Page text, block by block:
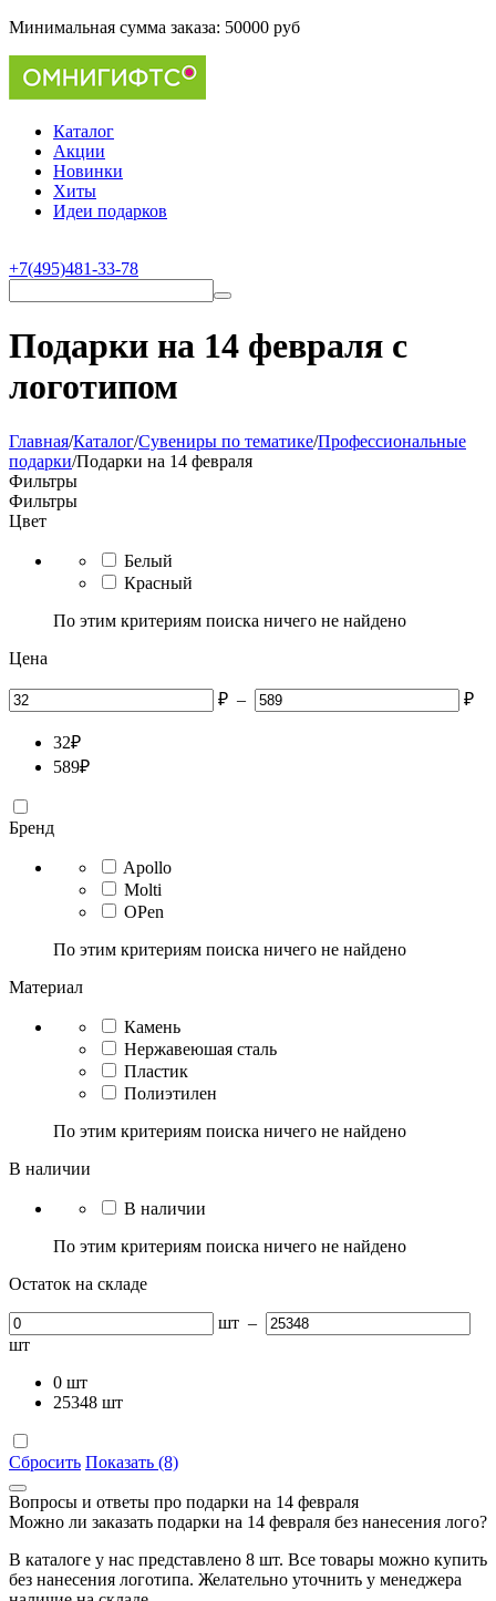
Минимальная сумма заказа: 50000 руб
Каталог
Акции
Новинки
Хиты
Идеи подарков
+7(495)481-33-78
Подарки на 14 февраля с
логотипом
Главная/Каталог/Сувениры по тематике/Профессиональные
подарки/Подарки на 14 февраля
Фильтры
Фильтры
Цвет
Белый
Красный
По этим критериям поиска ничего не найдено
Цена
₽ – ₽
32₽
589₽
Бренд
Apollo
Molti
OPen
По этим критериям поиска ничего не найдено
Материал
Камень
Нержавеюшая сталь
Пластик
Полиэтилен
По этим критериям поиска ничего не найдено
В наличии
В наличии
По этим критериям поиска ничего не найдено
Остаток на складе
шт –
шт
0 шт
25348 шт
Сбросить Показать (8)
Вопросы и ответы про подарки на 14 февраля
Можно ли заказать подарки на 14 февраля без нанесения лого?
В каталоге у нас представлено 8 шт. Все товары можно купить
без нанесения логотипа. Желательно уточнить у менеджера